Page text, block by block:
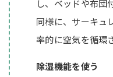
し、ベッドや布団
同様に、サーキュ
率的に空気を循環
除湿機能を使う